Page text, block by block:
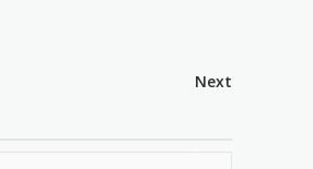
Next